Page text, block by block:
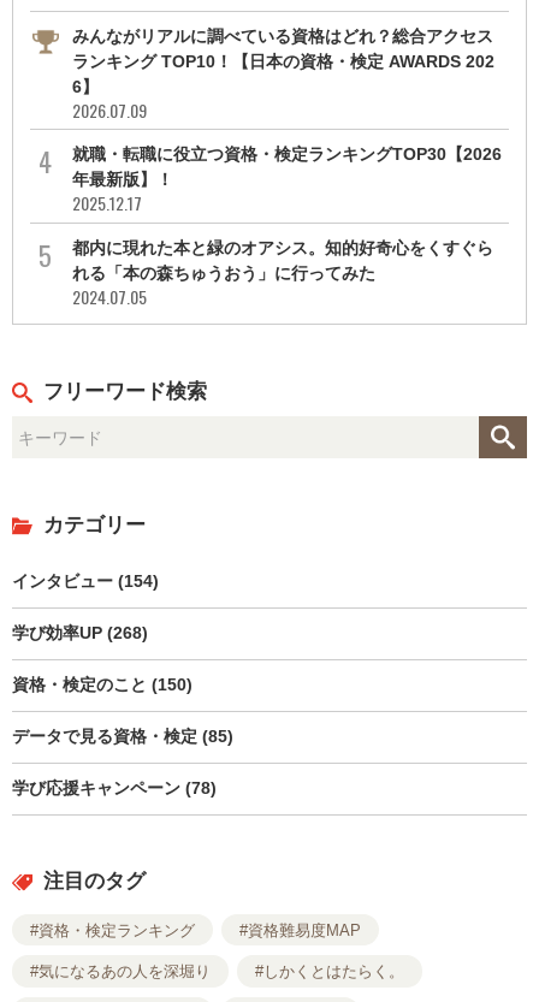
みんながリアルに調べている資格はどれ？総合アクセス
ランキング TOP10！【日本の資格・検定 AWARDS 202
6】
2026.07.09
就職・転職に役立つ資格・検定ランキングTOP30【2026
年最新版】！
2025.12.17
都内に現れた本と緑のオアシス。知的好奇心をくすぐら
れる「本の森ちゅうおう」に行ってみた
2024.07.05
フリーワード検索
カテゴリー
インタビュー (154)
学び効率UP (268)
資格・検定のこと (150)
データで見る資格・検定 (85)
学び応援キャンペーン (78)
注目のタグ
#資格・検定ランキング #資格難易度MAP
#気になるあの人を深堀り #しかくとはたらく。